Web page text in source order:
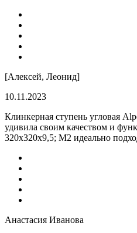
[Алексей, Леонид]
10.11.2023
Клинкерная ступень угловая
удивила своим качеством и
320x320x9,5; M2 идеально
Анастасия Иванова